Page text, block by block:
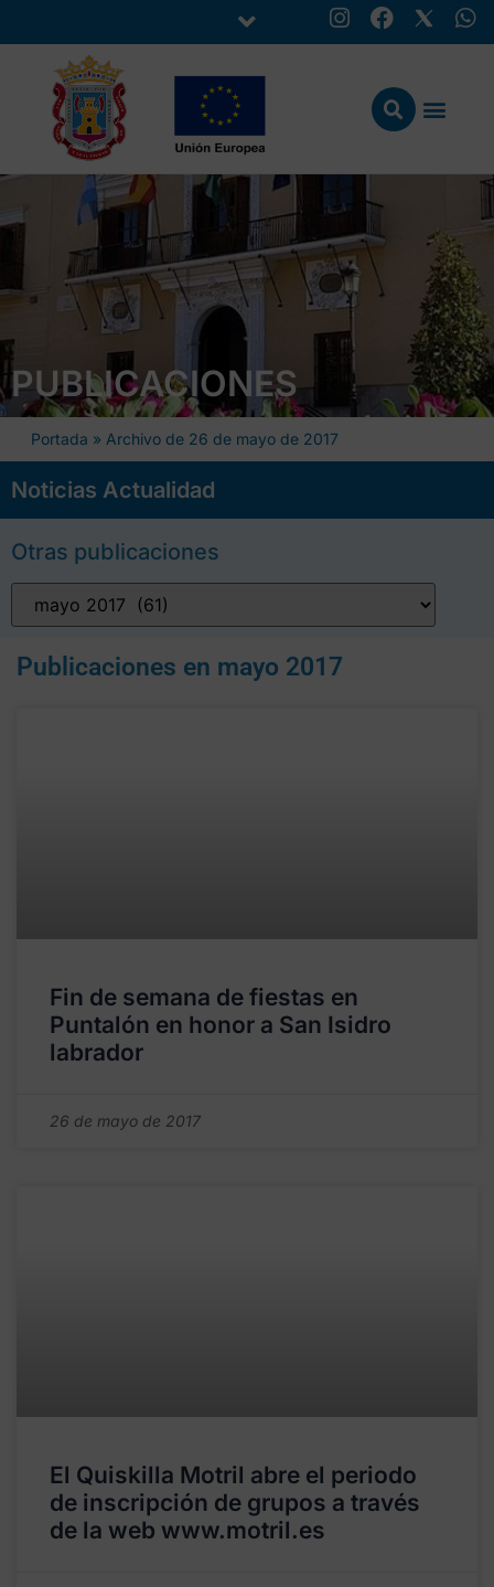
PUBLICACIONES
Portada » Archivo de 26 de mayo de 2017
Noticias Actualidad
Otras publicaciones
Publicaciones en mayo 2017
Fin de semana de fiestas en
Puntalón en honor a San Isidro
labrador
26 de mayo de 2017
El Quiskilla Motril abre el periodo
de inscripción de grupos a través
de la web www.motril.es